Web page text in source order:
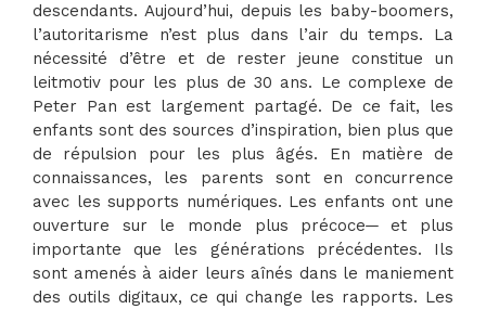
descendants. Aujourd’hui, depuis les baby-boomers,
l’autoritarisme n’est plus dans l’air du temps. La
nécessité d’être et de rester jeune constitue un
leitmotiv pour les plus de 30 ans. Le complexe de
Peter Pan est largement partagé. De ce fait, les
enfants sont des sources d’inspiration, bien plus que
de répulsion pour les plus âgés. En matière de
connaissances, les parents sont en concurrence
avec les supports numériques. Les enfants ont une
ouverture sur le monde plus précoce
et plus
importante que les générations précédentes. Ils
sont amenés à aider leurs aînés dans le maniement
des outils digitaux, ce qui change les rapports. Les